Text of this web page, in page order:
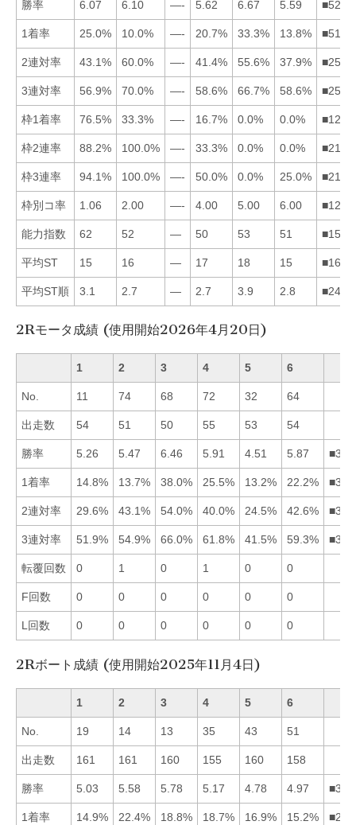
勝率 6.07 6.10 —- 5.62 6.67 5.59
1着率 25.0% 10.0% —- 20.7% 33.3% 13.8%
2連対率 43.1% 60.0% —- 41.4% 55.6% 37.9%
3連対率 56.9% 70.0% —- 58.6% 66.7% 58.6%
枠1着率 76.5% 33.3% —- 16.7% 0.0% 0.0%
枠2連率 88.2% 100.0% —- 33.3% 0.0% 0.0%
枠3連率 94.1% 100.0% —- 50.0% 0.0% 25.0%
枠別コ率 1.06 2.00 —- 4.00 5.00 6.00
能力指数 62 52 — 50 53 51
平均ST 15 16 — 17 18 15
平均ST順 3.1 2.7 — 2.7 3.9 2.8
2Rモータ成績 (使用開始2026年4月20日)
1 2 3 4 5 6
No. 11 74 68 72 32 64
出走数 54 51 50 55 53 54
勝率 5.26 5.47 6.46 5.91 4.51 5.87
1着率 14.8% 13.7% 38.0% 25.5% 13.2% 22.2%
2連対率 29.6% 43.1% 54.0% 40.0% 24.5% 42.6%
3連対率 51.9% 54.9% 66.0% 61.8% 41.5% 59.3%
転覆回数 0 1 0 1 0 0
F回数 0 0 0 0 0 0
L回数 0 0 0 0 0 0
2Rボート成績 (使用開始2025年11月4日)
1 2 3 4 5 6
No. 19 14 13 35 43 51
出走数 161 161 160 155 160 158
勝率 5.03 5.58 5.78 5.17 4.78 4.97
1着率 14.9% 22.4% 18.8% 18.7% 16.9% 15.2%